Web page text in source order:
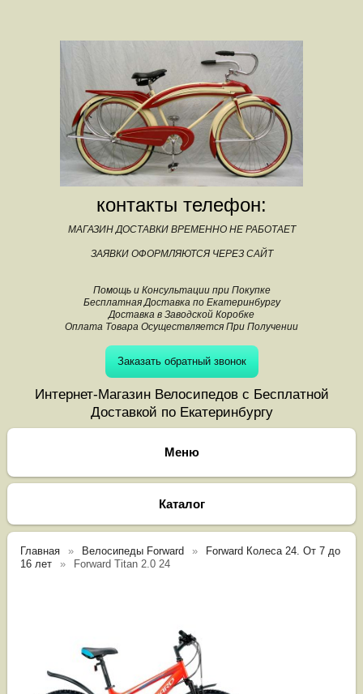
контакты телефон:
МАГАЗИН ДОСТАВКИ ВРЕМЕННО НЕ РАБОТАЕТ
ЗАЯВКИ ОФОРМЛЯЮТСЯ ЧЕРЕЗ САЙТ
Помощь и Консультации при Покупке
Бесплатная Доставка по Екатеринбургу
Доставка в Заводской Коробке
Оплата Товара Осуществляется При Получении
Заказать обратный звонок
Интернет-Магазин Велосипедов с Бесплатной
Доставкой по Екатеринбургу
Каталог
Главная Велосипеды Forward
Forward Колеса 24. От 7 до
16 лет
Forward Titan 2.0 24